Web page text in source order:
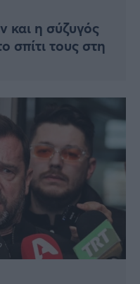
και η σύζυγός
σπίτι τους στη